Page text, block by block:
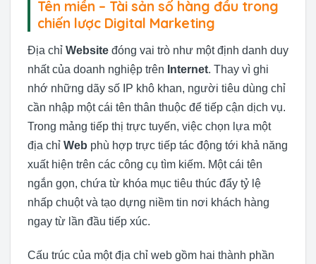
Tên miền – Tài sản số hàng đầu trong
chiến lược Digital Marketing
Địa chỉ Website đóng vai trò như một định danh duy
nhất của doanh nghiệp trên Internet. Thay vì ghi
nhớ những dãy số IP khô khan, người tiêu dùng chỉ
cần nhập một cái tên thân thuộc để tiếp cận dịch vụ.
Trong mảng tiếp thị trực tuyến, việc chọn lựa một
địa chỉ Web phù hợp trực tiếp tác động tới khả năng
xuất hiện trên các công cụ tìm kiếm. Một cái tên
ngắn gọn, chứa từ khóa mục tiêu thúc đẩy tỷ lệ
nhấp chuột và tạo dựng niềm tin nơi khách hàng
ngay từ lần đầu tiếp xúc.
Cấu trúc của một địa chỉ web gồm hai thành phần